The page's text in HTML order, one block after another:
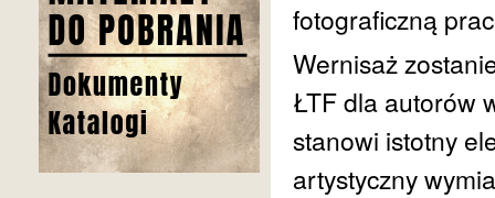
fotograficzną
Wernisaż
ŁTF dla autorów
stanowi istotny
artystyczny